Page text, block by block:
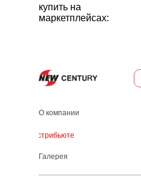
О компании
Галерея
Дистрибьютеры
купить на
маркетплейсах: